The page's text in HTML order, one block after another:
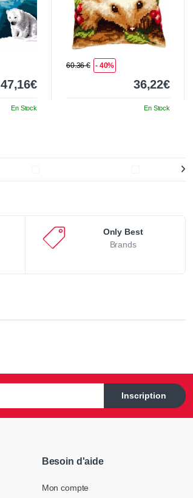
47,16€
En Stock
60.36 € - 40%
36,22€
En Stock
Only Best
Brands
Inscription
Besoin d'aide
Mon compte